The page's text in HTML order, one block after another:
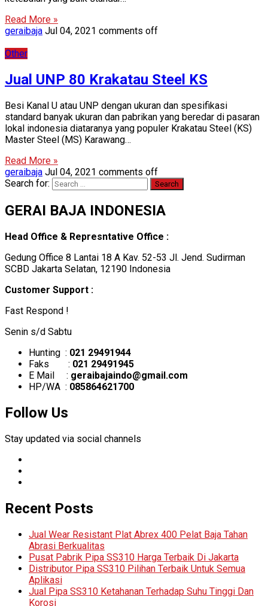
Read More »
geraibaja Jul 04, 2021 comments off
Other
Jual UNP 80 Krakatau Steel KS
Besi Kanal U atau UNP dengan ukuran dan spesifikasi
standard banyak ukuran dan pabrikan yang beredar di pasaran
lokal indonesia diataranya yang populer Krakatau Steel (KS)
Master Steel (MS) Karawang…
Read More »
geraibaja Jul 04, 2021 comments off
Search for:
GERAI BAJA INDONESIA
Head Office & Represntative Office :
Gedung Office 8 Lantai 18 A Kav. 52-53 Jl. Jend. Sudirman
SCBD Jakarta Selatan, 12190 Indonesia
Customer Support :
Fast Respond !
Senin s/d Sabtu
Hunting : 021 29491944
Faks : 021 29491945
E Mail : geraibajaindo@gmail.com
HP/WA : 085864621700
Follow Us
Stay updated via social channels
Recent Posts
Jual Wear Resistant Plat Abrex 400 Pelat Baja Tahan
Abrasi Berkualitas
Pusat Pabrik Pipa SS310 Harga Terbaik Di Jakarta
Distributor Pipa SS310 Pilihan Terbaik Untuk Semua
Aplikasi
Jual Pipa SS310 Ketahanan Terhadap Suhu Tinggi Dan
Korosi